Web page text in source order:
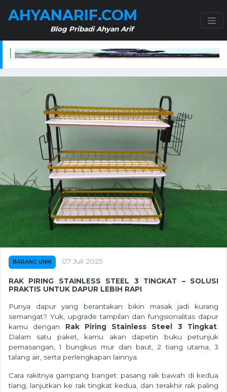
AHYANARIF.COM
Blog Pribadi Ahyan Arif
Liter – Praktis dan Efisien untuk Kebutuhan Berkebun
SKG 4098E Neck Massager – Solusi Pijat
BARANG UNIK 07 Juli 2025
RAK PIRING STAINLESS STEEL 3 TINGKAT – SOLUSI
PRAKTIS UNTUK DAPUR LEBIH RAPI
Punya dapur yang berantakan bikin masak jadi kurang
semangat? Yuk, upgrade tampilan dan fungsionalitas dapur
kamu dengan Rak Piring Stainless Steel 3 Tingkat
Dalam satu paket, kamu akan dapetin buku petunjuk
pemasangan, 1 bungkus mur dan baut, 2 tiang utama, 3
talang air, serta perlengkapan lainnya.
Cara rakitnya gampang banget: pasang rak bawah di kedua
tiang, lanjutkan ke rak tingkat kedua, dan terakhir rak paling